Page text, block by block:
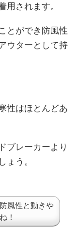
用されます。
とができ防風性
ウターとして持
性はほとんどあ
ブレーカーより
ょう。
風性と動きや
！